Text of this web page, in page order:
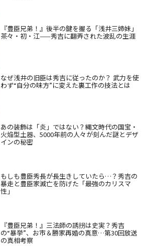
『豊臣兄弟！』後半の鍵を握る「浅井三姉妹」
茶々・初・江——秀吉に翻弄された波乱の生涯
なぜ浅井の旧臣は秀吉に従ったのか？ 武力を使
わず“自分の味方”に変えた裏工作の技法とは
あの装飾は「炎」ではない？縄文時代の国宝・
火焔型土器、5000年前の人々が刻んだ謎とデザ
インの秘密
もしも豊臣秀長が長生きしていたら…？秀吉の
暴走と豊臣家滅亡を防げた「最強のカリスマ
性」
『豊臣兄弟！』三法師の誘拐は史実？秀吉
の“暴挙”、お市＆勝家再婚の真意…第30回放送
の真相考察